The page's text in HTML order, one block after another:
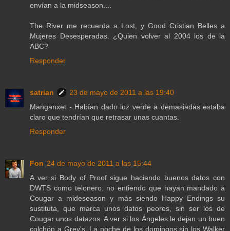
envían a la midseason....
The River me recuerda a Lost, y Good Cristian Belles a
Mujeres Desesperadas. ¿Quien volver al 2004 los de la
ABC?
Responder
satrian
23 de mayo de 2011 a las 19:40
Manganxet - Habían dado luz verde a demasiadas estaba
claro que tendrían que retrasar unas cuantas.
Responder
Fon 24 de mayo de 2011 a las 15:44
A ver si Body of Proof sigue haciendo buenos datos con
DWTS como telonero. no entiendo que hayan mandado a
Cougar a mideseason y más siendo Happy Endings su
sustituta, que marca unos datos peores, sin ser los de
Cougar unos datazos. A ver si los Ángeles le dejan un buen
colchón a Grey's. La noche de los domingos sin los Walker